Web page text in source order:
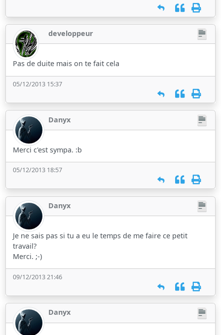
developpeur
Pas de duite mais on te fait cela
05/12/2013 15:37
Danyx
Merci c'est sympa. :b
05/12/2013 18:57
Danyx
Je ne sais pas si tu a eu le temps de me faire ce petit
travail?
Merci. ;-)
09/12/2013 21:46
Danyx